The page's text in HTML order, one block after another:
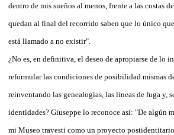
dentro de mis sueños al menos, frente a las costas
quedan al final del recorrido saben que lo único
está llamado a no existir".
¿No es, en definitiva, el deseo de apropiarse de lo
reformular las condiciones de posibilidad mismas
reinventando las genealogías, las líneas de fuga y,
identidades? Giuseppe lo reconoce así: "De algún
mi Museo travesti como un proyecto